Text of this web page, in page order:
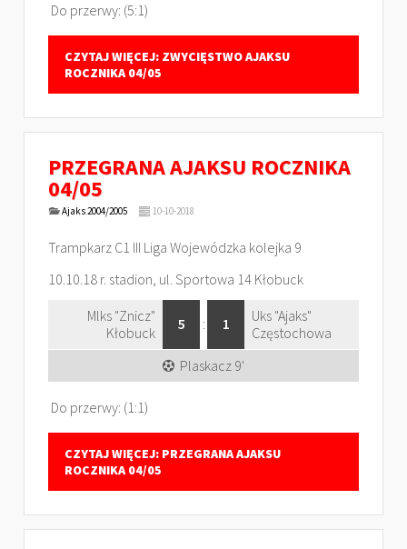
Do przerwy: (5:1)
CZYTAJ WIĘCEJ: ZWYCIĘSTWO AJAKSU
ROCZNIKA 04/05
PRZEGRANA AJAKSU ROCZNIKA
04/05
Ajaks 2004/2005 10-10-2018
Trampkarz C1 III Liga Wojewódzka kolejka 9
10.10.18 r. stadion, ul. Sportowa 14 Kłobuck
Mlks "Znicz"
Kłobuck
5 : 1
Uks "Ajaks"
Częstochowa
Plaskacz 9'
Do przerwy: (1:1)
CZYTAJ WIĘCEJ: PRZEGRANA AJAKSU
ROCZNIKA 04/05